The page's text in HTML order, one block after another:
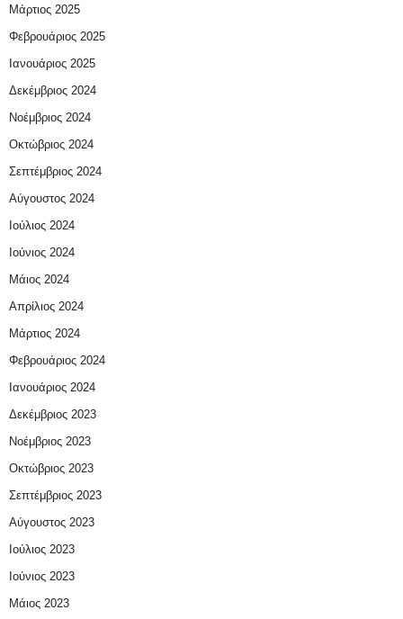
Μάρτιος 2025
Φεβρουάριος 2025
Ιανουάριος 2025
Δεκέμβριος 2024
Νοέμβριος 2024
Οκτώβριος 2024
Σεπτέμβριος 2024
Αύγουστος 2024
Ιούλιος 2024
Ιούνιος 2024
Μάιος 2024
Απρίλιος 2024
Μάρτιος 2024
Φεβρουάριος 2024
Ιανουάριος 2024
Δεκέμβριος 2023
Νοέμβριος 2023
Οκτώβριος 2023
Σεπτέμβριος 2023
Αύγουστος 2023
Ιούλιος 2023
Ιούνιος 2023
Μάιος 2023